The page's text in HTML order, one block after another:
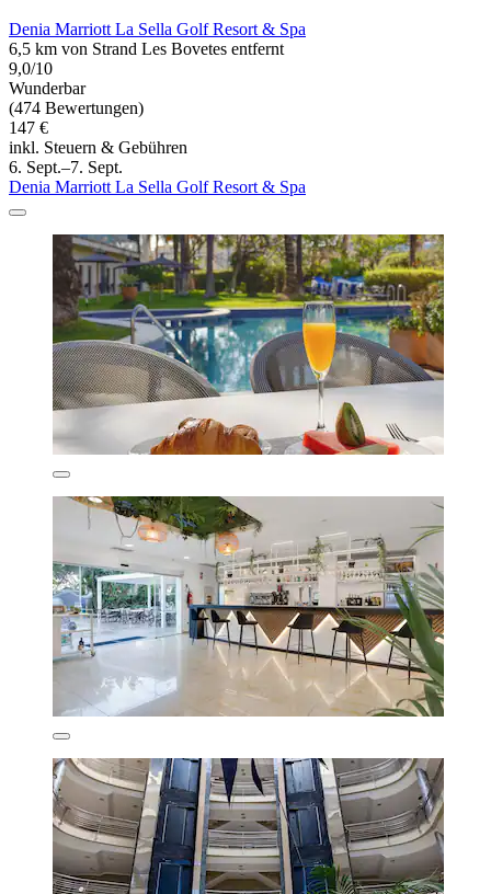
Denia Marriott La Sella Golf Resort & Spa
6,5 km von Strand Les Bovetes entfernt
9,0/10
Wunderbar
(474 Bewertungen)
147 €
inkl. Steuern & Gebühren
6. Sept.–7. Sept.
Denia Marriott La Sella Golf Resort & Spa